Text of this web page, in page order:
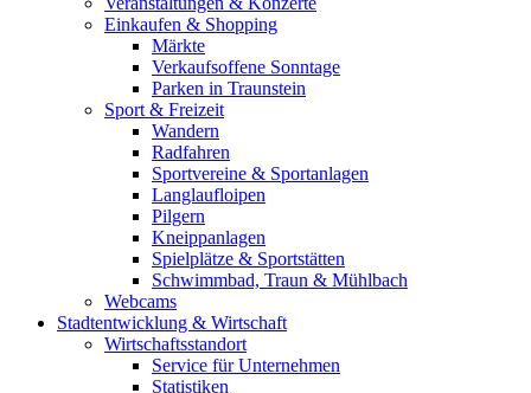
Einkaufen & Shopping
Märkte
Verkaufsoffene Sonntage
Parken in Traunstein
Sport & Freizeit
Wandern
Radfahren
Sportvereine & Sportanlagen
Langlaufloipen
Pilgern
Kneippanlagen
Spielplätze & Sportstätten
Schwimmbad, Traun & Mühlbach
Webcams
Stadtentwicklung & Wirtschaft
Wirtschaftsstandort
Service für Unternehmen
Statistiken